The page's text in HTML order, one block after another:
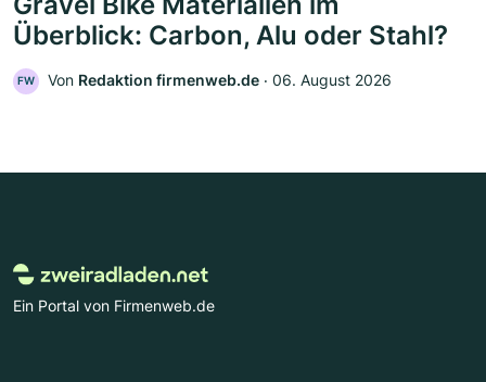
Überblick: Carbon, Alu oder Stahl?
FW Von Redaktion firmenweb.de ‧ 06. August 2026
Ein Portal von Firmenweb.de